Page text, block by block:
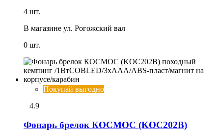
4 шт.
В магазине ул. Рогожский вал
0 шт.
Покупай выгодно
4.9
Фонарь брелок КОСМОС (KOC202B)